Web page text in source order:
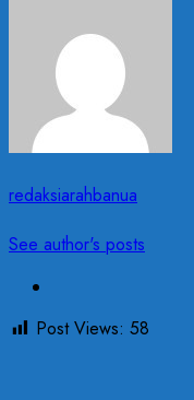
redaksiarahbanua
See author's posts
Post Views: 58